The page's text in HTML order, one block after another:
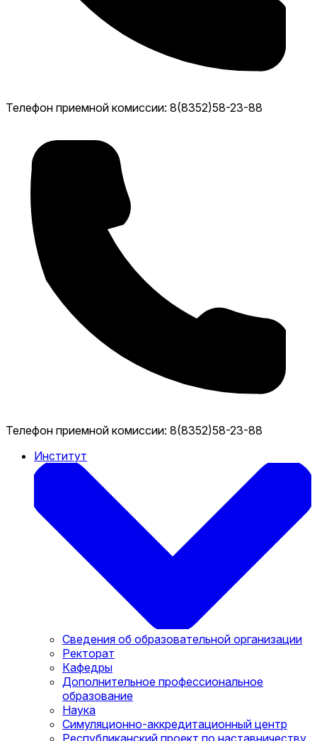
Телефон приемной комиссии: 8(8352)58-23-88
Телефон приемной комиссии: 8(8352)58-23-88
Институт
Сведения об образовательной организации
Ректорат
Кафедры
Дополнительное профессиональное
образование
Наука
Симуляционно-аккредитационный центр